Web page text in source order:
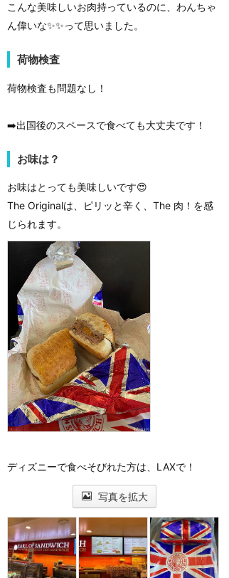
こんな美味しいお肉持っているのに、わんちゃ
ん偉いな✨✨って思いました。
荷物検査
荷物検査も問題なし！
➡️出国後のスペースで食べても大丈夫です！
お味は？
お味はとっても美味しいです😍
The Originalは、ピリッと辛く、The 肉！を感
じられます。
ディズニーで食べそびれた方は、LAXで！
写真を拡大